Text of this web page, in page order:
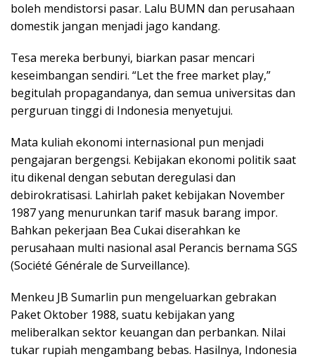
boleh mendistorsi pasar. Lalu BUMN dan perusahaan
domestik jangan menjadi jago kandang.
Tesa mereka berbunyi, biarkan pasar mencari
keseimbangan sendiri. “Let the free market play,”
begitulah propagandanya, dan semua universitas dan
perguruan tinggi di Indonesia menyetujui.
Mata kuliah ekonomi internasional pun menjadi
pengajaran bergengsi. Kebijakan ekonomi politik saat
itu dikenal dengan sebutan deregulasi dan
debirokratisasi. Lahirlah paket kebijakan November
1987 yang menurunkan tarif masuk barang impor.
Bahkan pekerjaan Bea Cukai diserahkan ke
perusahaan multi nasional asal Perancis bernama SGS
(Société Générale de Surveillance).
Menkeu JB Sumarlin pun mengeluarkan gebrakan
Paket Oktober 1988, suatu kebijakan yang
meliberalkan sektor keuangan dan perbankan. Nilai
tukar rupiah mengambang bebas. Hasilnya, Indonesia